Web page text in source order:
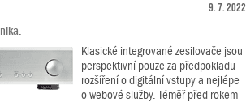
9. 7. 2022
Klasické integrované zesilovače jsou
perspektivní pouze za předpokladu
rozšíření o digitální vstupy a nejlépe
o webové služby. Téměř před rokem